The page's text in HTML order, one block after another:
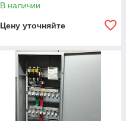
В наличии
Цену уточняйте